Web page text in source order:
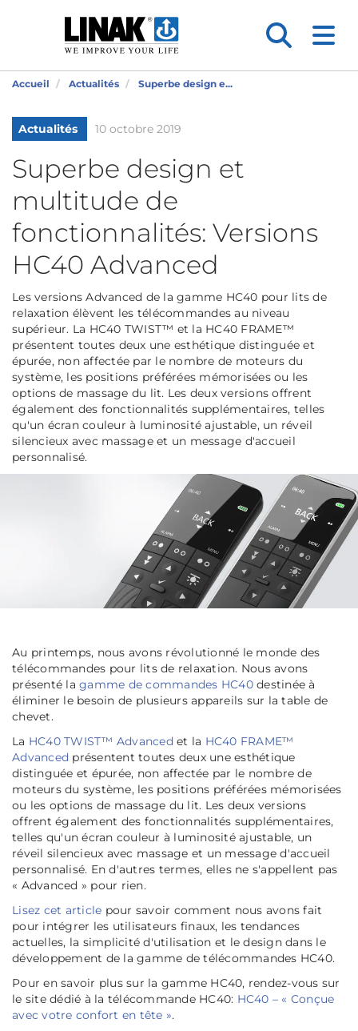
Accueil Actualités Superbe design e...
Actualités 10 octobre 2019
Superbe design et
multitude de
fonctionnalités: Versions
HC40 Advanced
Les versions Advanced de la gamme HC40 pour lits de
relaxation élèvent les télécommandes au niveau
supérieur. La HC40 TWIST™ et la HC40 FRAME™
présentent toutes deux une esthétique distinguée et
épurée, non affectée par le nombre de moteurs du
système, les positions préférées mémorisées ou les
options de massage du lit. Les deux versions offrent
également des fonctionnalités supplémentaires, telles
qu'un écran couleur à luminosité ajustable, un réveil
silencieux avec massage et un message d'accueil
personnalisé.
Au printemps, nous avons révolutionné le monde des
télécommandes pour lits de relaxation. Nous avons
présenté la gamme de commandes HC40destinée à
éliminer le besoin de plusieurs appareils sur la table de
chevet.
La HC40 TWIST™ Advanced et la HC40 FRAME™
Advanced présentent toutes deux une esthétique
distinguée et épurée, non affectée par le nombre de
moteurs du système, les positions préférées mémorisées
ou les options de massage du lit. Les deux versions
offrent également des fonctionnalités supplémentaires,
telles qu'un écran couleur à luminosité ajustable, un
réveil silencieux avec massage et un message d'accueil
personnalisé. En d'autres termes, elles ne s'appellent pas
« Advanced » pour rien.
Lisez cet article pour savoir comment nous avons fait
pour intégrer les utilisateurs finaux, les tendances
actuelles, la simplicité d'utilisation et le design dans le
développement de la gamme de télécommandes HC40.
Pour en savoir plus sur la gamme HC40, rendez-vous sur
le site dédié à la télécommande HC40: HC40 – « Conçue
avec votre confort en tête ».